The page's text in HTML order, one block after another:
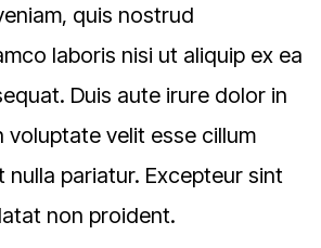
quis nostrud
laboris nisi ut aliquip ex ea
Duis aute irure dolor in
voluptate velit esse cillum
pariatur. Excepteur sint
non proident.